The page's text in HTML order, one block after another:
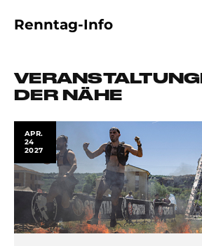
Renntag-Info
DER NÄHE
APR.
24
2027